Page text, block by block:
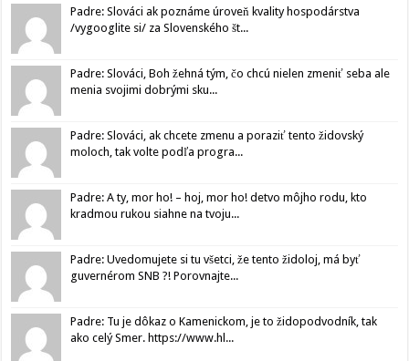
Padre: Slováci ak poznáme úroveň kvality hospodárstva
/vygooglite si/ za Slovenského št...
Padre: Slováci, Boh žehná tým, čo chcú nielen zmeniť seba ale
menia svojimi dobrými sku...
Padre: Slováci, ak chcete zmenu a poraziť tento židovský
moloch, tak volte podľa progra...
Padre: A ty, mor ho! – hoj, mor ho! detvo môjho rodu, kto
kradmou rukou siahne na tvoju...
Padre: Uvedomujete si tu všetci, že tento židoloj, má byť
guvernérom SNB ?! Porovnajte...
Padre: Tu je dôkaz o Kamenickom, je to židopodvodník, tak
ako celý Smer. https://www.hl...